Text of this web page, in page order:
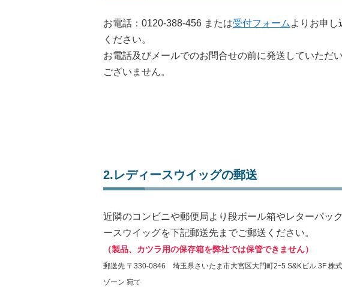
お電話： 0120-388-456 または受付フォーム よりお申し
ください。
お電話及びメールでのお問合せの前に発送していただ
ございません。
2.レディースウイッグの郵送
近隣のコンビニや郵便局より段ボール箱やレターパッ
ースウイッグを下記郵送先までご郵送ください。
（製品、カツラ用の保存箱を弊社では保管できません）
郵送先 〒330-0846 埼玉県さいたま市大宮区大門町2ｰ5 S&Kビル 3F 株
ゾーン 宛て